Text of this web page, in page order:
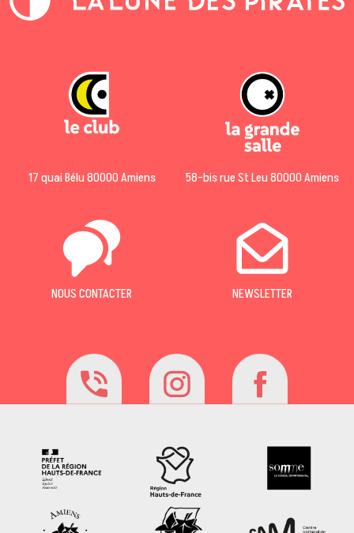
17 quai Bélu 80000 Amiens 58-bis rue St Leu 80000 Amiens
NOUS CONTACTER NEWSLETTER